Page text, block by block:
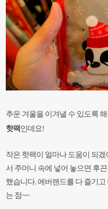
추운 겨울을 이겨낼 수 있도록
핫팩인데요!
작은 핫팩이 얼마나 도움이 되
서 주머니 속에 넣어 놓으면 후
했습니다. 에버랜드를 다 즐기
는 점~~